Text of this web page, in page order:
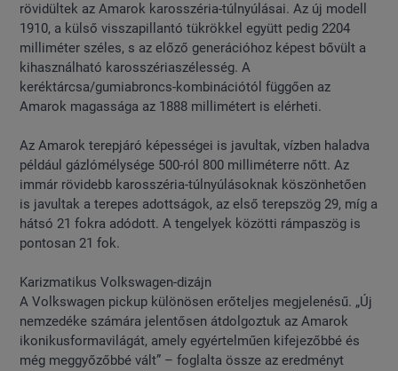
rövidültek az Amarok karosszéria-túlnyúlásai. Az új modell
1910, a külső visszapillantó tükrökkel együtt pedig 2204
milliméter széles, s az előző generációhoz képest bővült a
kihasználható karosszériaszélesség. A
keréktárcsa/gumiabroncs-kombinációtól függően az
Amarok magassága az 1888 millimétert is elérheti.
Az Amarok terepjáró képességei is javultak, vízben haladva
például gázlómélysége 500-ról 800 milliméterre nőtt. Az
immár rövidebb karosszéria-túlnyúlásoknak köszönhetően
is javultak a terepes adottságok, az első terepszög 29, míg a
hátsó 21 fokra adódott. A tengelyek közötti rámpaszög is
pontosan 21 fok.
Karizmatikus Volkswagen-dizájn
A Volkswagen pickup különösen erőteljes megjelenésű. „Új
nemzedéke számára jelentősen átdolgoztuk az Amarok
ikonikusformavilágát, amely egyértelműen kifejezőbbé és
még meggyőzőbbé vált” – foglalta össze az eredményt